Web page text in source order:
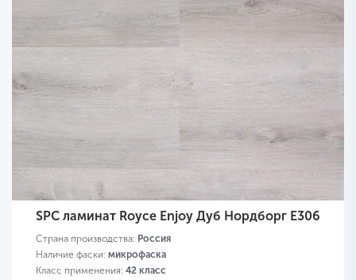
SPC ламинат Royce Enjoy Дуб Нордборг Е306
Страна производства: Россия
Наличие фаски: микрофаска
Класс применения: 42 класс